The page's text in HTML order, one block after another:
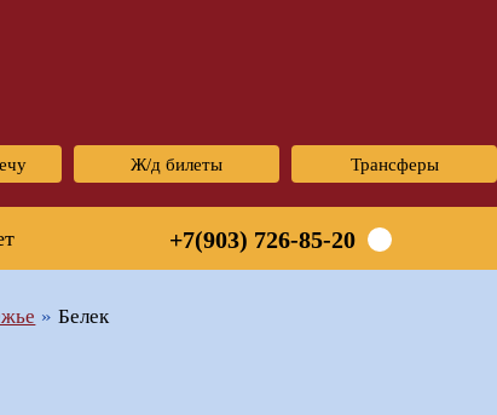
Ж/д билеты Трансферы
+7(903) 726-85-20
Белек